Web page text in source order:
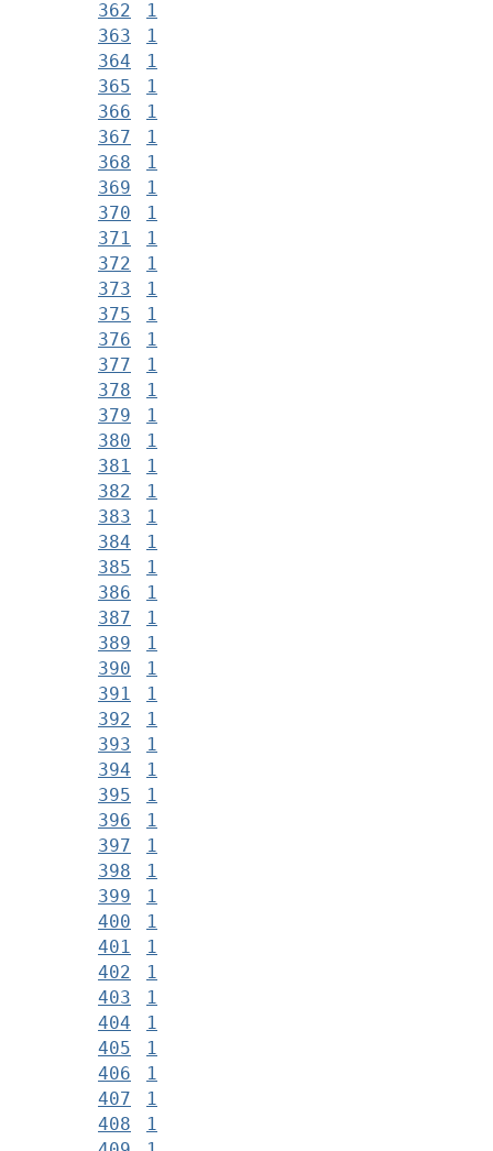
362
1
363
1
364
1
365
1
366
1
367
1
368
1
369
1
370
1
371
1
372
1
373
1
375
1
376
1
377
1
378
1
379
1
380
1
381
1
382
1
383
1
384
1
385
1
386
1
387
1
389
1
390
1
391
1
392
1
393
1
394
1
395
1
396
1
397
1
398
1
399
1
400
1
401
1
402
1
403
1
404
1
405
1
406
1
407
1
408
1